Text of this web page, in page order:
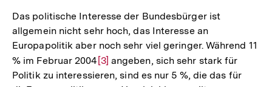
Das politische Interesse der Bundesbürger ist
allgemein nicht sehr hoch, das Interesse an
Europapolitik aber noch sehr viel geringer. Während 11
% im Februar 2004 Zur
Auflösung
[3] angeben, sich sehr stark für
Politik zu interessieren, sind es nur 5 %, die das für